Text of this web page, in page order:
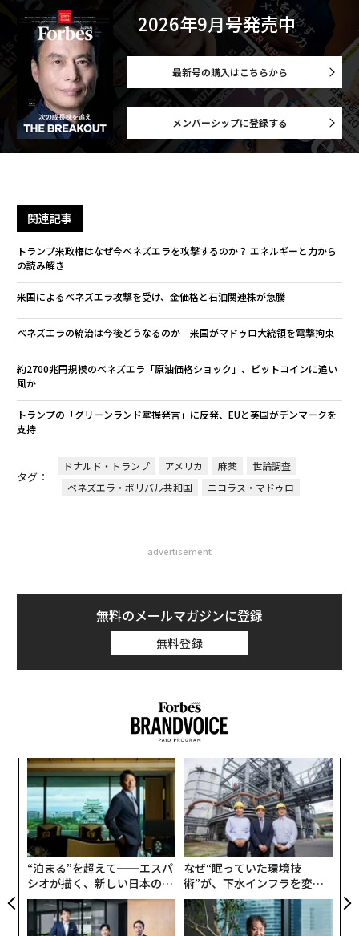
2026年9月号発売中
最新号の購入はこちらから
メンバーシップに登録する
関連記事
トランプ米政権はなぜ今ベネズエラを攻撃するのか？ エネルギーと力から
の読み解き
米国によるベネズエラ攻撃を受け、金価格と石油関連株が急騰
ベネズエラの統治は今後どうなるのか 米国がマドゥロ大統領を電撃拘束
約2700兆円規模のベネズエラ「原油価格ショック」、ビットコインに追い
風か
トランプの「グリーンランド掌握発言」に反発、EUと英国がデンマークを
支持
タグ：
ドナルド・トランプ アメリカ 麻薬
世論調査
ベネズエラ・ボリバル共和国
ニコラス・マドゥロ
advertisement
無料のメールマガジンに登録
無料登録
“泊まる”を超えて──エスパ
シオが描く、新しい日本のラ
グジュアリー（前編）
なぜ“眠っていた環境技
術”が、下水インフラを変え
たのか──産総研×月島JFE
アクアソリューションの10年